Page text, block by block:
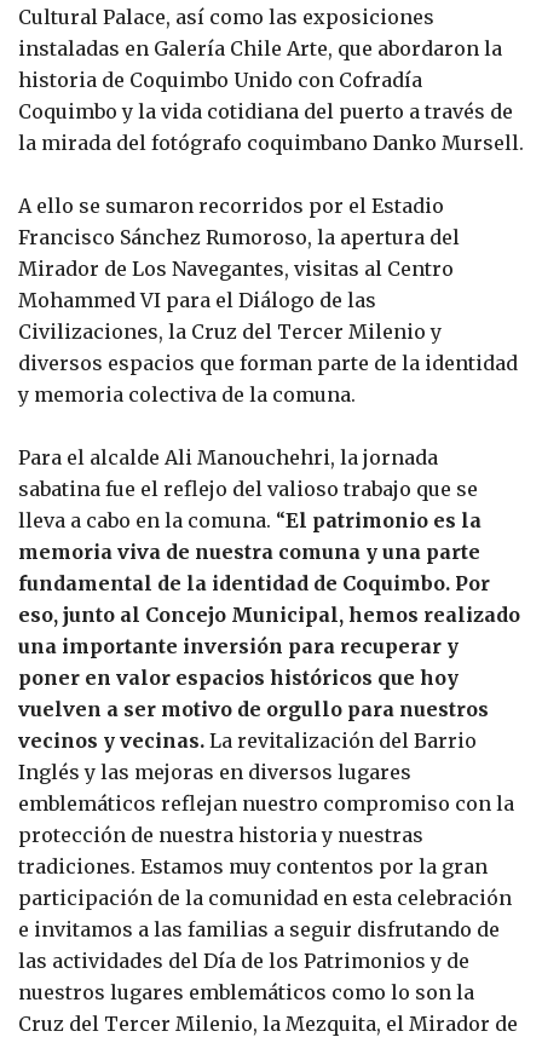
Cultural Palace, así como las exposiciones
instaladas en Galería Chile Arte, que abordaron la
historia de Coquimbo Unido con Cofradía
Coquimbo y la vida cotidiana del puerto a través de
la mirada del fotógrafo coquimbano Danko Mursell.
A ello se sumaron recorridos por el Estadio
Francisco Sánchez Rumoroso, la apertura del
Mirador de Los Navegantes, visitas al Centro
Mohammed VI para el Diálogo de las
Civilizaciones, la Cruz del Tercer Milenio y
diversos espacios que forman parte de la identidad
y memoria colectiva de la comuna.
Para el alcalde Ali Manouchehri, la jornada
sabatina fue el reflejo del valioso trabajo que se
lleva a cabo en la comuna. “El patrimonio es la
memoria viva de nuestra comuna y una parte
fundamental de la identidad de Coquimbo. Por
eso, junto al Concejo Municipal, hemos realizado
una importante inversión para recuperar y
poner en valor espacios históricos que hoy
vuelven a ser motivo de orgullo para nuestros
vecinos y vecinas. La revitalización del Barrio
Inglés y las mejoras en diversos lugares
emblemáticos reflejan nuestro compromiso con la
protección de nuestra historia y nuestras
tradiciones. Estamos muy contentos por la gran
participación de la comunidad en esta celebración
e invitamos a las familias a seguir disfrutando de
las actividades del Día de los Patrimonios y de
nuestros lugares emblemáticos como lo son la
Cruz del Tercer Milenio, la Mezquita, el Mirador de